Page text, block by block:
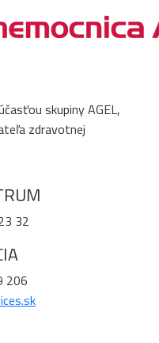
skupiny AGEL,
zdravotnej
32
206